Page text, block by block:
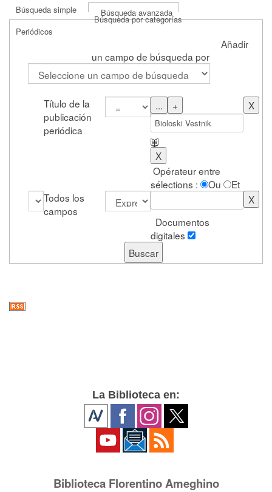
Búsqueda simple Búsqueda avanzada
Búsqueda por categorías
Periódicos
Añadir
un campo de búsqueda por
Título de la
publicación
periódica
Opérateur entre
sélections :
Ou
Et
Todos los
campos
Documentos
digitales
La Biblioteca en:
Biblioteca Florentino Ameghino